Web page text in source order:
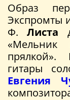
Образ
Экспромты
Ф.Листа
прялкой».
гитары
Евгения